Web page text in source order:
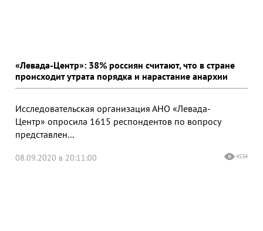
«Левада-Центр»: 38% россиян считают, что в стране
происходит утрата порядка и нарастание анархии
Исследовательская организация АНО «Левада-
Центр» опросила 1615 респондентов по вопросу
представлен...
08.09.2020 в 20:11:00 4534